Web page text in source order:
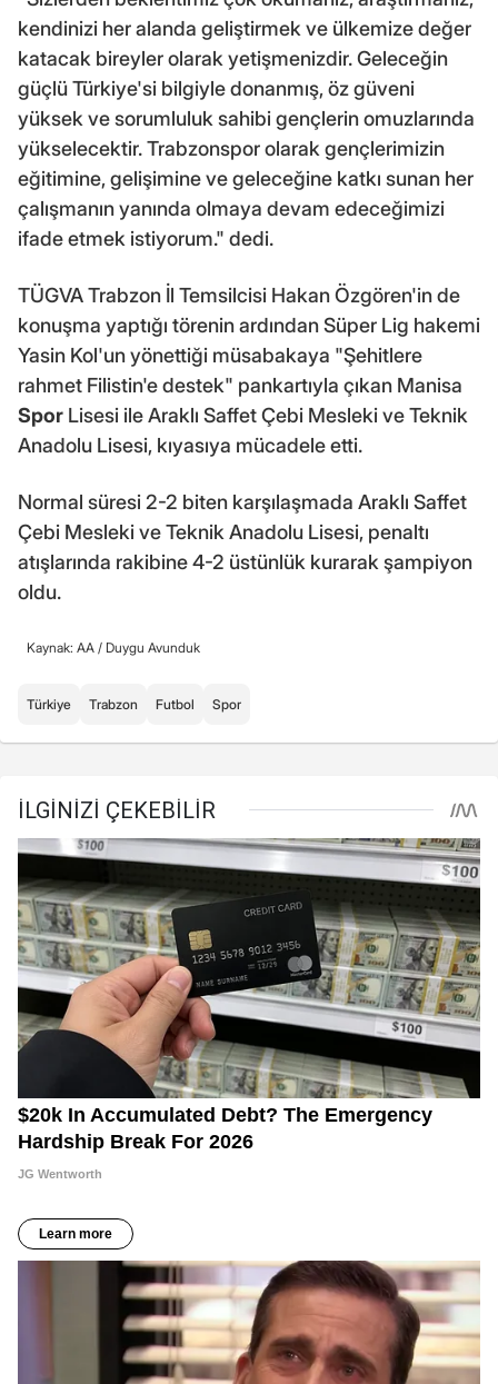
kendinizi her alanda geliştirmek ve ülkemize değer
katacak bireyler olarak yetişmenizdir. Geleceğin
güçlü Türkiye'si bilgiyle donanmış, öz güveni
yüksek ve sorumluluk sahibi gençlerin omuzlarında
yükselecektir. Trabzonspor olarak gençlerimizin
eğitimine, gelişimine ve geleceğine katkı sunan her
çalışmanın yanında olmaya devam edeceğimizi
ifade etmek istiyorum." dedi.
TÜGVA Trabzon İl Temsilcisi Hakan Özgören'in de
konuşma yaptığı törenin ardından Süper Lig hakemi
Yasin Kol'un yönettiği müsabakaya "Şehitlere
rahmet Filistin'e destek" pankartıyla çıkan Manisa
Spor Lisesi ile Araklı Saffet Çebi Mesleki ve Teknik
Anadolu Lisesi, kıyasıya mücadele etti.
Normal süresi 2-2 biten karşılaşmada Araklı Saffet
Çebi Mesleki ve Teknik Anadolu Lisesi, penaltı
atışlarında rakibine 4-2 üstünlük kurarak şampiyon
oldu.
Kaynak: AA / Duygu Avunduk
Türkiye Trabzon Futbol Spor